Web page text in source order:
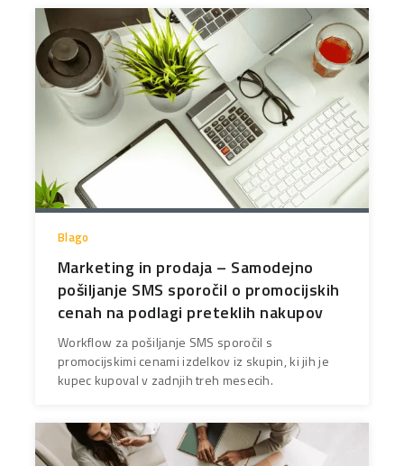
Blago
Marketing in prodaja – Samodejno
pošiljanje SMS sporočil o promocijskih
cenah na podlagi preteklih nakupov
Workflow za pošiljanje SMS sporočil s
promocijskimi cenami izdelkov iz skupin, ki jih je
kupec kupoval v zadnjih treh mesecih.